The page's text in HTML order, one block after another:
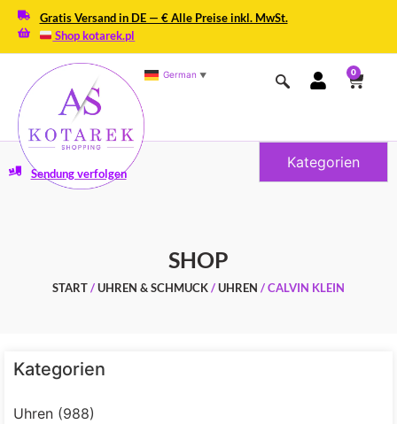
Gratis Versand in DE — € Alle Preise inkl. MwSt.
Shop kotarek.pl
German ▼ 0
Kategorien
Sendung verfolgen
SHOP
START/UHREN & SCHMUCK/UHREN / CALVIN KLEIN
Kategorien
Uhren (988)